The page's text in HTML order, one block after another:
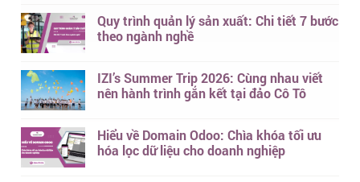
Quy trình quản lý sản xuất: Chi tiết 7 bước
theo ngành nghề
IZI’s Summer Trip 2026: Cùng nhau viết
nên hành trình gắn kết tại đảo Cô Tô
Hiểu về Domain Odoo: Chìa khóa tối ưu
hóa lọc dữ liệu cho doanh nghiệp